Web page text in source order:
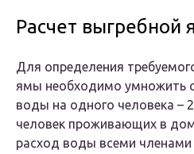
Расчет выгребной
Для определения
ямы необходимо умножить
воды на одного человека –
человек проживающих в
расход воды всеми